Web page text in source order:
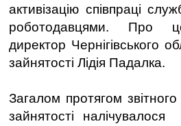
активізацію співпраці
роботодавцями. Про
директор Чернігівського
зайнятості Лідія Падалка.
Загалом протягом
зайнятості